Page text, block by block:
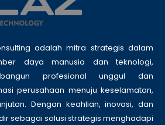
adalah mitra strategis dalam
daya manusia dan teknologi,
profesional unggul dan
perusahaan menuju keselamatan,
Dengan keahlian, inovasi, dan
sebagai solusi strategis menghadapi